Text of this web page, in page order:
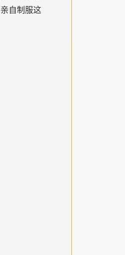
自制服这